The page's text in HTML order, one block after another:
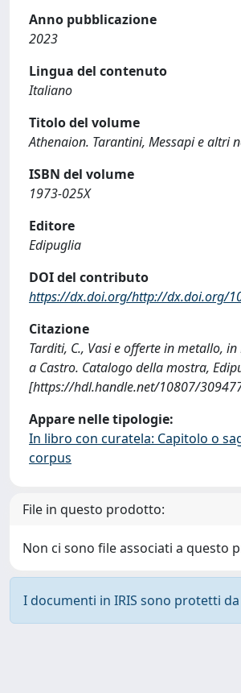
Anno pubblicazione
2023
Lingua del contenuto
Italiano
Titolo del volume
Athenaion. Tarantini, Messapi e altri
ISBN del volume
1973-025X
Editore
Edipuglia
DOI del contributo
https://dx.doi.org/http://dx.doi.org/
Citazione
Tarditi, C., Vasi e offerte in metallo,
a Castro. Catalogo della mostra,
[https://hdl.handle.net/10807/
Appare nelle tipologie:
In libro con curatela: Capitolo o
corpus
File in questo prodotto:
Non ci sono file associati a questo
I documenti in IRIS sono protetti